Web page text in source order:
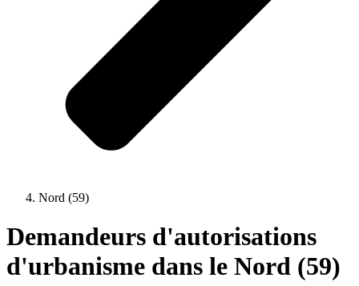
Nord (59)
Demandeurs d'autorisations
d'urbanisme dans le Nord (59)